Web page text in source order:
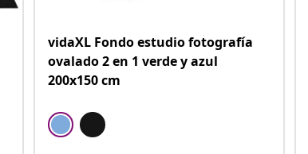
vidaXL Fondo estudio fotografía
ovalado 2 en 1 verde y azul
200x150 cm